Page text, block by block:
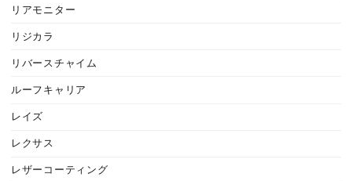
リアモニター
リジカラ
リバースチャイム
ルーフキャリア
レイズ
レクサス
レザーコーティング